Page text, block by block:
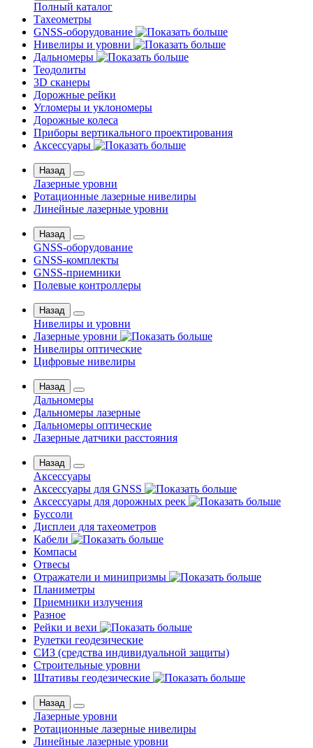
Полный каталог
Тахеометры
GNSS-оборудование
Нивелиры и уровни
Дальномеры
Теодолиты
3D сканеры
Дорожные рейки
Угломеры и уклономеры
Дорожные колеса
Приборы вертикального проектирования
Аксессуары
Назад
Лазерные уровни
Ротационные лазерные нивелиры
Линейные лазерные уровни
Назад
GNSS-оборудование
GNSS-комплекты
GNSS-приемники
Полевые контроллеры
Назад
Нивелиры и уровни
Лазерные уровни
Нивелиры оптические
Цифровые нивелиры
Назад
Дальномеры
Дальномеры лазерные
Дальномеры оптические
Лазерные датчики расстояния
Назад
Аксессуары
Аксессуары для GNSS
Аксессуары для дорожных реек
Буссоли
Дисплеи для тахеометров
Кабели
Компасы
Отвесы
Отражатели и минипризмы
Планиметры
Приемники излучения
Разное
Рейки и вехи
Рулетки геодезические
СИЗ (средства индивидуальной защиты)
Строительные уровни
Штативы геодезические
Назад
Лазерные уровни
Ротационные лазерные нивелиры
Линейные лазерные уровни